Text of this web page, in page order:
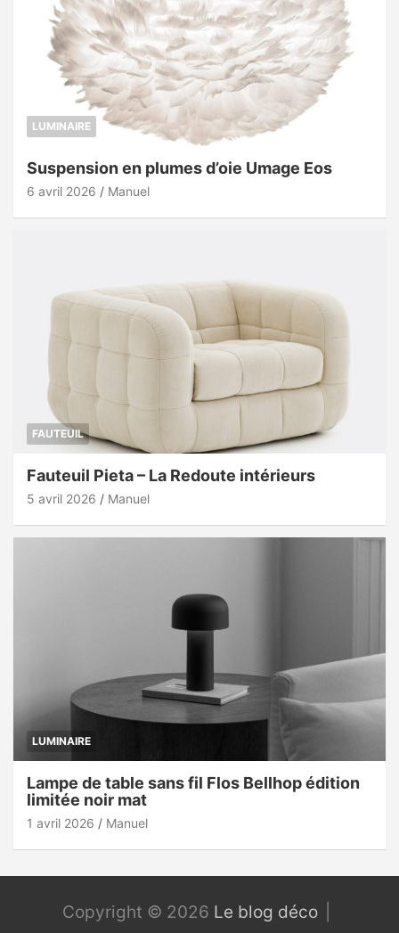
LUMINAIRE
Suspension en plumes d’oie Umage Eos
6 avril 2026 Manuel
FAUTEUIL
Fauteuil Pieta – La Redoute intérieurs
5 avril 2026 Manuel
LUMINAIRE
Lampe de table sans fil Flos Bellhop édition
limitée noir mat
1 avril 2026 Manuel
Copyright © 2026 Le blog déco